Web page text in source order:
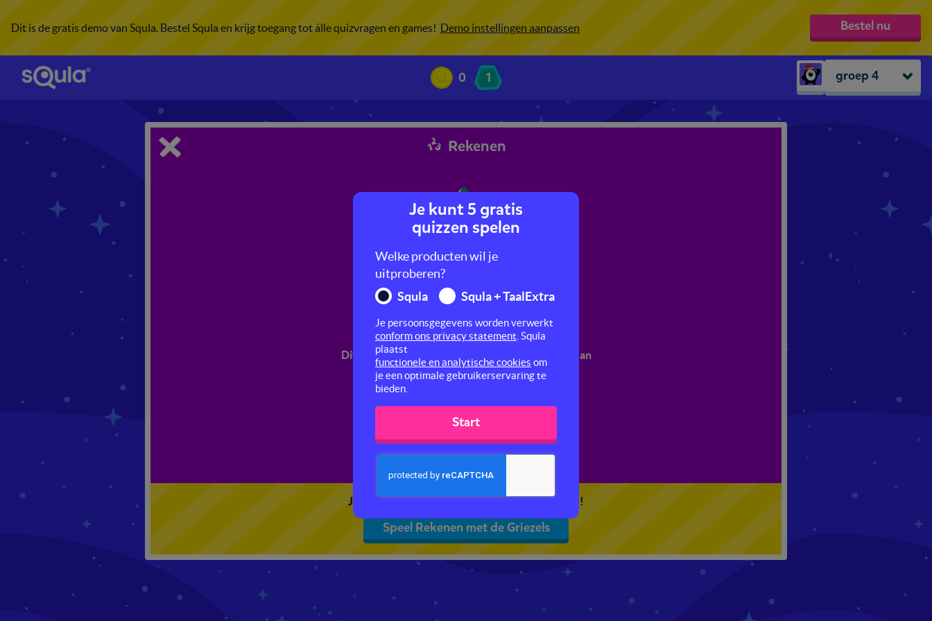
Dit is de gratis demo van Squla. Bestel Squla en krijg toegang tot álle quizvragen en games! Demo instellingen aanpassen Bestel nu
0 1 groep 4
groep 1
groep 4
groep 5
Rekenen
Dit is een rekenquiz over het boek De Griezels van
Roald Dahl.
Je kunt 5 gratis quizzen spelen. Speel de eerste!
Speel Rekenen met de Griezels
Je kunt 5 gratis
quizzen spelen
Welke producten wil je
uitproberen?
Squla
Squla + TaalExtra
Je persoonsgegevens worden verwerkt
conform ons privacy statement . Squla
plaatst
functionele en analytische cookies om
je een optimale gebruikerservaring te
bieden.
Start